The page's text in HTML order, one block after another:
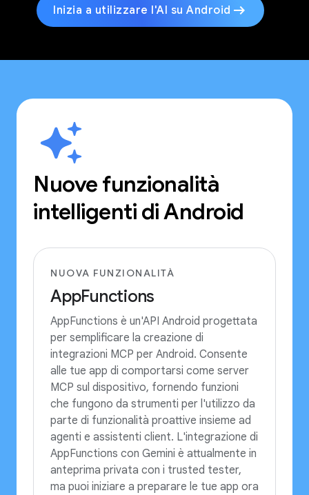
Inizia a utilizzare l'AI su Android arrow_right_alt
Nuove funzionalità
intelligenti di Android
NUOVA FUNZIONALITÀ
AppFunctions
AppFunctions è un'API Android progettata
per semplificare la creazione di
integrazioni MCP per Android. Consente
alle tue app di comportarsi come server
MCP sul dispositivo, fornendo funzioni
che fungono da strumenti per l'utilizzo da
parte di funzionalità proattive insieme ad
agenti e assistenti client. L'integrazione di
AppFunctions con Gemini è attualmente in
anteprima privata con i trusted tester,
ma puoi iniziare a preparare le tue app ora